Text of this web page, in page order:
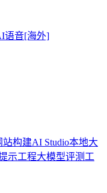
语音[海外]
站构建AI Studio本地大
示工程大模型评测工